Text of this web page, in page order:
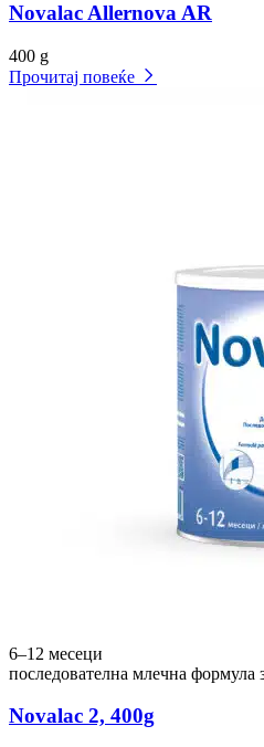
Novalac Allernova AR
400 g
Прочитај повеќе
6–12 месеци
последователна млечна формула
Novalac 2, 400g